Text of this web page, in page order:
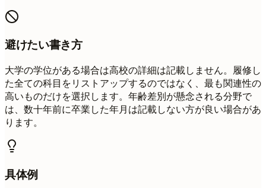
避けたい書き方
大学の学位がある場合は高校の詳細は記載しません。履修し
た全ての科目をリストアップするのではなく、最も関連性の
高いものだけを選択します。年齢差別が懸念される分野で
は、数十年前に卒業した年月は記載しない方が良い場合があ
ります。
具体例